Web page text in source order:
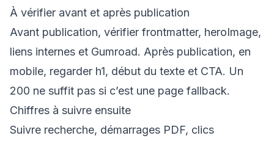
À vérifier avant et après publication
Avant publication, vérifier frontmatter, heroImage,
liens internes et Gumroad. Après publication, en
mobile, regarder h1, début du texte et CTA. Un
200 ne suffit pas si c’est une page fallback.
Chiffres à suivre ensuite
Suivre recherche, démarrages PDF, clics